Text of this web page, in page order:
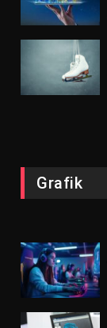
Grafik